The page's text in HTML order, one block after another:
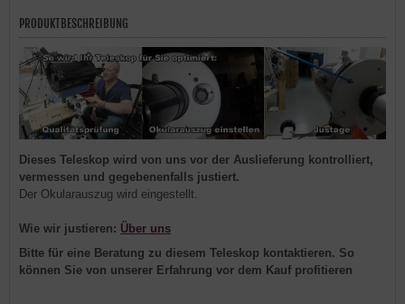
PRODUKTBESCHREIBUNG
Dieses Teleskop wird von uns vor der Auslieferung kontrolliert,
vermessen und gegebenenfalls justiert.
Der Okularauszug wird eingestellt.
Wie wir justieren: Über uns
Bitte für eine Beratung zu diesem Teleskop kontaktieren. So
können Sie von unserer Erfahrung vor dem Kauf profitieren